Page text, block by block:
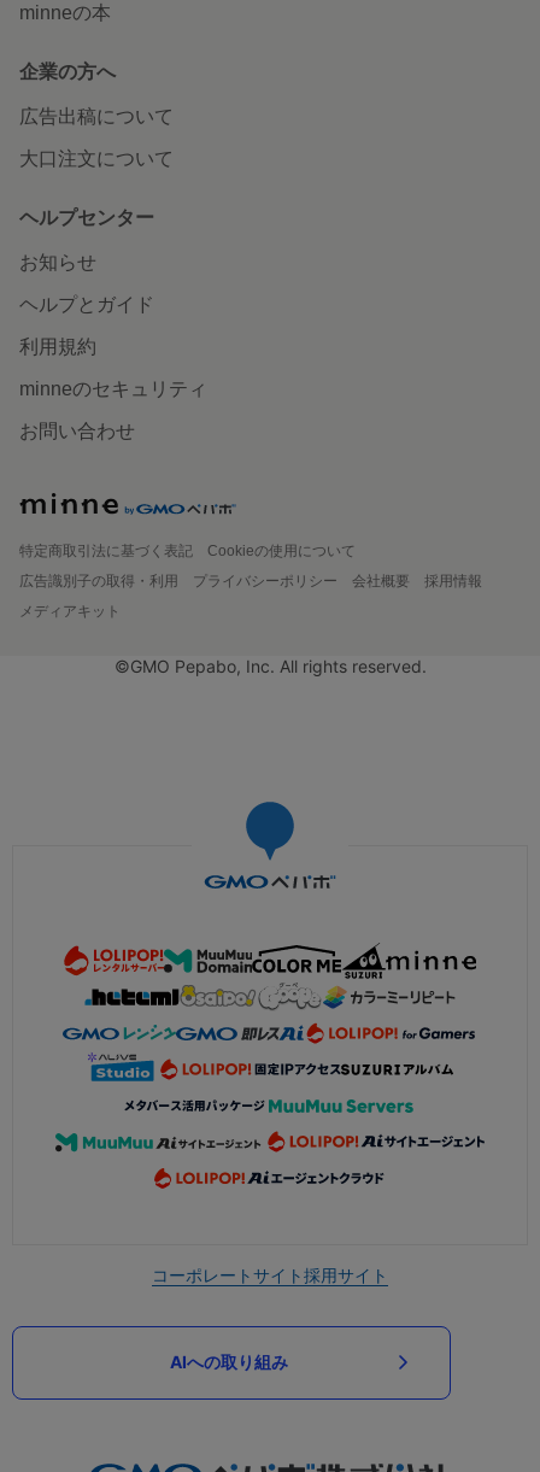
minneの本
企業の方へ
広告出稿について
大口注文について
ヘルプセンター
お知らせ
ヘルプとガイド
利用規約
minneのセキュリティ
お問い合わせ
特定商取引法に基づく表記
Cookieの使用について
広告識別子の取得・利用
プライバシーポリシー 会社概要
採用情報
メディアキット
©GMO Pepabo, Inc. All rights reserved.
コーポレートサイト採用サイト
AIへの取り組み